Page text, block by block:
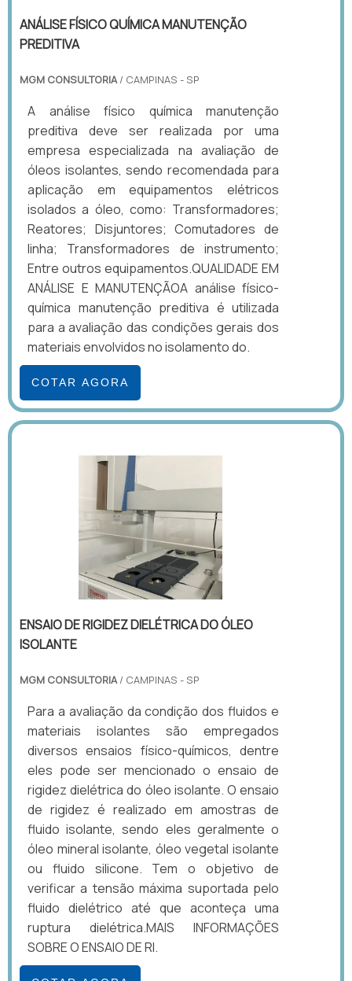
ANÁLISE FÍSICO QUÍMICA MANUTENÇÃO
PREDITIVA
MGM CONSULTORIA/ CAMPINAS - SP
A análise físico química manutenção
preditiva deve ser realizada por uma
empresa especializada na avaliação de
óleos isolantes, sendo recomendada para
aplicação em equipamentos elétricos
isolados a óleo, como: Transformadores;
Reatores; Disjuntores; Comutadores de
linha; Transformadores de instrumento;
Entre outros equipamentos.QUALIDADE EM
ANÁLISE E MANUTENÇÃOA análise físico-
química manutenção preditiva é utilizada
para a avaliação das condições gerais dos
materiais envolvidos no isolamento do.
COTAR AGORA
ENSAIO DE RIGIDEZ DIELÉTRICA DO ÓLEO
ISOLANTE
MGM CONSULTORIA/ CAMPINAS - SP
Para a avaliação da condição dos fluidos e
materiais isolantes são empregados
diversos ensaios físico-químicos, dentre
eles pode ser mencionado o ensaio de
rigidez dielétrica do óleo isolante. O ensaio
de rigidez é realizado em amostras de
fluido isolante, sendo eles geralmente o
óleo mineral isolante, óleo vegetal isolante
ou fluido silicone. Tem o objetivo de
verificar a tensão máxima suportada pelo
fluido dielétrico até que aconteça uma
ruptura dielétrica.MAIS INFORMAÇÕES
SOBRE O ENSAIO DE RI.